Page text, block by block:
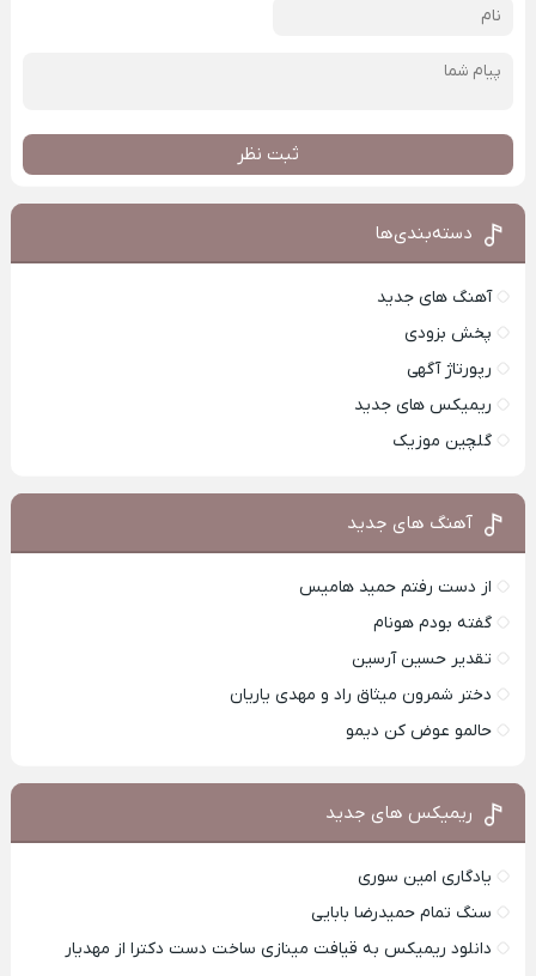
ثبت نظر
دسته‌بندی‌ها
آهنگ های جدید
پخش بزودی
رپورتاژ آگهی
ریمیکس های جدید
گلچین موزیک
آهنگ های جدید
از دست رفتم حمید هامیس
گفته بودم هونام
تقدیر حسین آرسین
دختر شمرون میثاق راد و مهدی یاریان
حالمو عوض کن دیمو
ریمیکس های جدید
یادگاری امین سوری
سنگ تمام حمیدرضا بابایی
دانلود ریمیکس به قیافت مینازی ساخت دست دکترا از مهدیار